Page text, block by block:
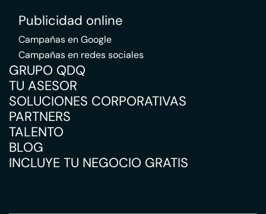
Publicidad online
Campañas en Google
Campañas en redes sociales
GRUPO QDQ
TU ASESOR
SOLUCIONES CORPORATIVAS
PARTNERS
TALENTO
BLOG
INCLUYE TU NEGOCIO GRATIS